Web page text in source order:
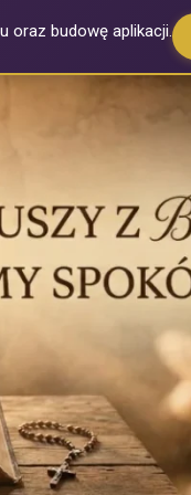
oraz budowę aplikacji.